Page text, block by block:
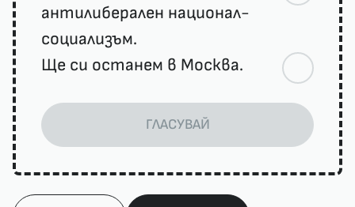
антилиберален национал-
социализъм.
Ще си останем в Москва.
ГЛАСУВАЙ